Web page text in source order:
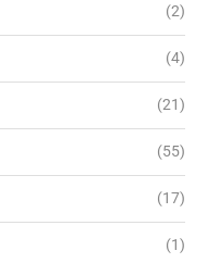
(2)
(4)
(21)
(55)
(17)
(1)